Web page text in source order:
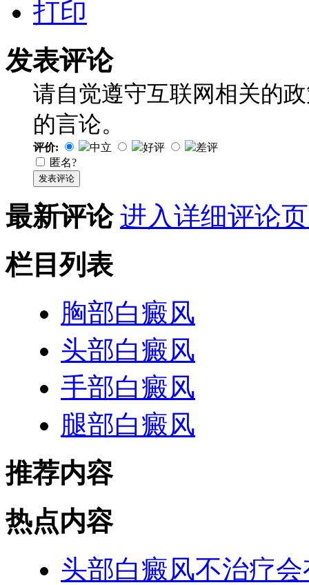
打印
发表评论
请自觉遵守互联网相关的
的言论。
评价: 中立 好评
差评
匿名?
发表评论
最新评论 进入详细评论
栏目列表
胸部白癜风
头部白癜风
手部白癜风
腿部白癜风
推荐内容
热点内容
头部白癜风不治疗